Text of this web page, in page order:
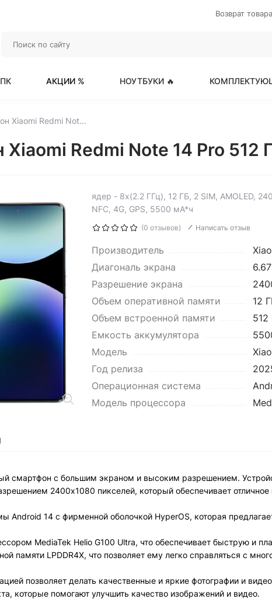
Возврат товара
АКЦИИ % НОУТБУКИ 🔥
6.67" Смартфон Xiaomi Redmi Note 14 Pro 512 ГБ синий
Redmi Note 14 Pro 512
ядер - 8x(2.2 ГГц), 12 ГБ, 2 SIM, AMOLED,
NFC, 4G, GPS, 5500 мА*ч
(0 отзывов) Написать отзыв
Производитель
Диагональ экрана
Разрешение экрана
Объем оперативной памяти
12
Объем встроенной памяти
512
Емкость аккумулятора
Модель
Год релиза
Операционная система
Модель процессора
смартфон с большим экраном и высоким разрешением.
2400x1080 пикселей, который обеспечивает
Android 14 с фирменной оболочкой HyperOS, которая
MediaTek Helio G100 Ultra, что обеспечивает быструю и
памяти LPDDR4X, что позволяет ему легко справляться с
позволяет делать качественные и яркие фотографии и
которые помогают улучшить качество изображений и видео.